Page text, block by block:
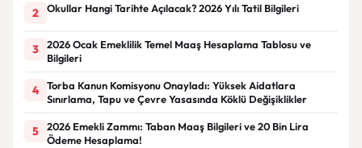
2 Okullar Hangi Tarihte Açılacak? 2026 Yılı Tatil Bilgileri
3
2026 Ocak Emeklilik Temel Maaş Hesaplama Tablosu ve
Bilgileri
4
Torba Kanun Komisyonu Onayladı: Yüksek Aidatlara
Sınırlama, Tapu ve Çevre Yasasında Köklü Değişiklikler
5
2026 Emekli Zammı: Taban Maaş Bilgileri ve 20 Bin Lira
Ödeme Hesaplama!